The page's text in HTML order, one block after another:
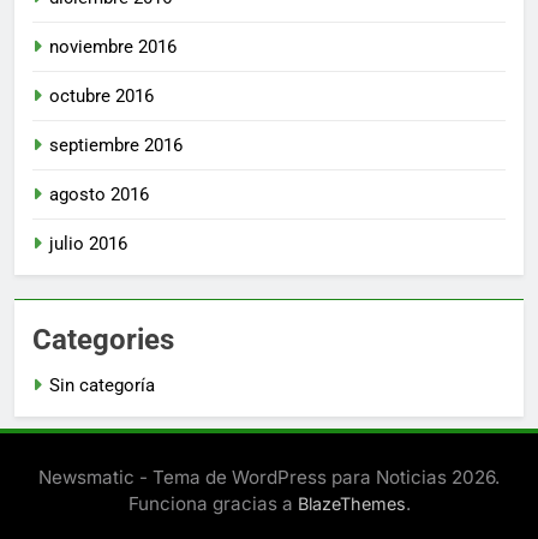
noviembre 2016
octubre 2016
septiembre 2016
agosto 2016
julio 2016
Categories
Sin categoría
Newsmatic - Tema de WordPress para Noticias 2026.
Funciona gracias a BlazeThemes.